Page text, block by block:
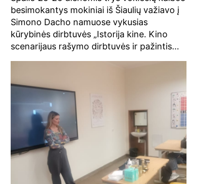
besimokantys mokiniai iš Šiaulių važiavo į
Simono Dacho namuose vykusias
kūrybinės dirbtuvės „Istorija kine. Kino
scenarijaus rašymo dirbtuvės ir pažintis…